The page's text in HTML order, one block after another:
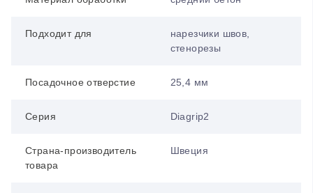
Подходит для
нарезчики швов,
стенорезы
Посадочное отверстие 25,4 мм
Серия Diagrip2
Страна-производитель
товара
Швеция